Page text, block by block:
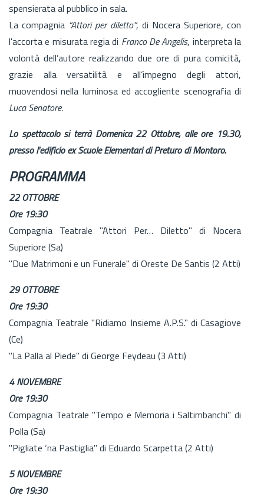
spensierata al pubblico in sala.
La compagnia “Attori per diletto”, di Nocera Superiore, con
l'accorta e misurata regia di Franco De Angelis, interpreta la
volontà dell’autore realizzando due ore di pura comicità,
grazie alla versatilità e all’impegno degli attori,
muovendosi nella luminosa ed accogliente scenografia di
Luca Senatore.
Lo spettacolo si terrà Domenica 22 Ottobre, alle ore 19.30,
presso l'edificio ex Scuole Elementari di Preturo di Montoro.
PROGRAMMA
22 OTTOBRE
Ore 19:30
Compagnia Teatrale "Attori Per… Diletto" di Nocera
Superiore (Sa)
"Due Matrimoni e un Funerale" di Oreste De Santis (2 Atti)
29 OTTOBRE
Ore 19:30
Compagnia Teatrale "Ridiamo Insieme A.P.S." di Casagiove
(Ce)
"La Palla al Piede" di George Feydeau (3 Atti)
4 NOVEMBRE
Ore 19:30
Compagnia Teatrale "Tempo e Memoria i Saltimbanchi" di
Polla (Sa)
"Pigliate ‘na Pastiglia" di Eduardo Scarpetta (2 Atti)
5 NOVEMBRE
Ore 19:30